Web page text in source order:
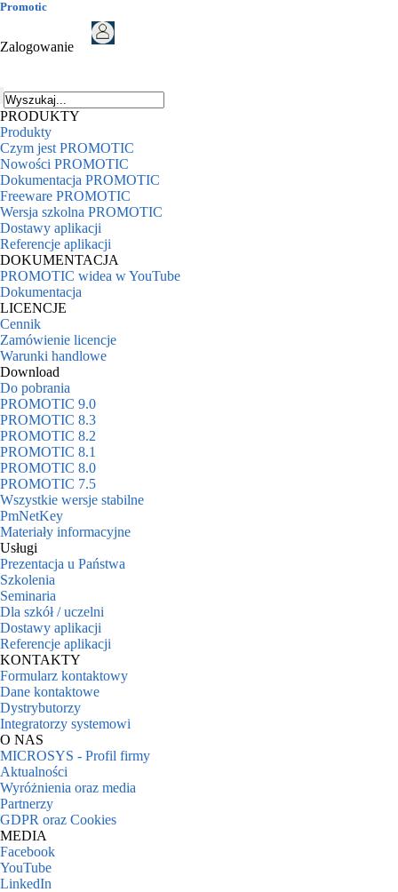
Promotic
Zalogowanie
PRODUKTY
Produkty
Czym jest PROMOTIC
Nowości PROMOTIC
Dokumentacja PROMOTIC
Freeware PROMOTIC
Wersja szkolna PROMOTIC
Dostawy aplikacji
Referencje aplikacji
DOKUMENTACJA
PROMOTIC widea w YouTube
Dokumentacja
LICENCJE
Cennik
Zamówienie licencje
Warunki handlowe
Download
Do pobrania
PROMOTIC 9.0
PROMOTIC 8.3
PROMOTIC 8.2
PROMOTIC 8.1
PROMOTIC 8.0
PROMOTIC 7.5
Wszystkie wersje stabilne
PmNetKey
Materiały informacyjne
Usługi
Prezentacja u Państwa
Szkolenia
Seminaria
Dla szkół / uczelni
Dostawy aplikacji
Referencje aplikacji
KONTAKTY
Formularz kontaktowy
Dane kontaktowe
Dystrybutorzy
Integratorzy systemowi
O NAS
MICROSYS - Profil firmy
Aktualności
Wyróżnienia oraz media
Partnerzy
GDPR oraz Cookies
MEDIA
Facebook
YouTube
LinkedIn